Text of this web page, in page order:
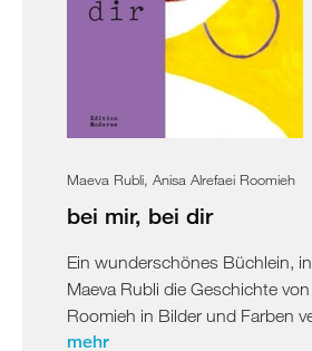
Maeva Rubli, Anisa Alrefaei Roomieh
bei mir, bei dir
Ein wunderschönes Büchlein,
Maeva Rubli die Geschichte
Roomieh in Bilder und Farben
mehr